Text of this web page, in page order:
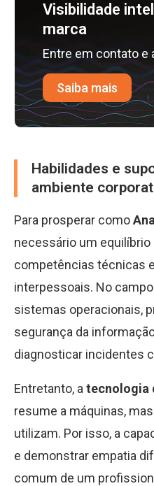
Visibilidade
marca
Entre em contato e
Saiba mais
Habilidades e
ambiente
Para prosperar como
necessário um equilíbrio
competências técnicas
interpessoais. No
sistemas operacionais,
segurança da
diagnosticar incidentes
Entretanto, a tecnologia
resume a máquinas,
utilizam. Por isso, a
e demonstrar empatia
comum de um